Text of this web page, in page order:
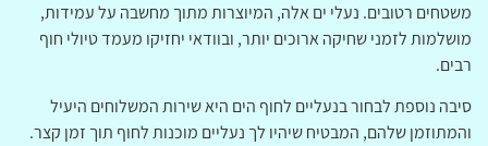
משטחים רטובים. נעלי ים אלה, המיוצרות מתוך מחשבה על עמידות,
מושלמות לזמני שחיקה ארוכים יותר, ובוודאי יחזיקו מעמד טיולי חוף
רבים.
סיבה נוספת לבחור בנעליים לחוף הים היא שירות המשלוחים היעיל
והמתוזמן שלהם, המבטיח שיהיו לך נעליים מוכנות לחוף תוך זמן קצר.